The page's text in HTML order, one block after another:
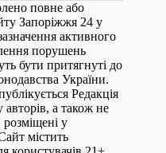
повне або
Запоріжжя 24 у
активного
порушень
бути притягнуті до
України.
Редакція
авторів, а також не
розміщені у
містить